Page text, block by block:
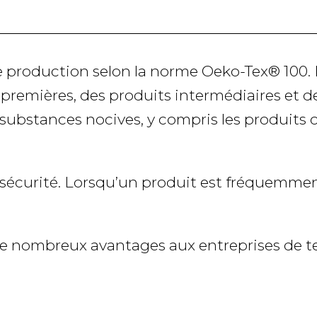
selon la norme Oeko-Tex®
des produits intermédiaires et
nocives, y compris les
Lorsqu’un produit est
nombreux avantages aux entreprises